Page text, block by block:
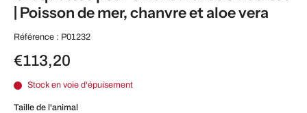
| Poisson de mer, chanvre et aloe vera
Référence : P01232
€113,20
Stock en voie d'épuisement
Taille de l'animal